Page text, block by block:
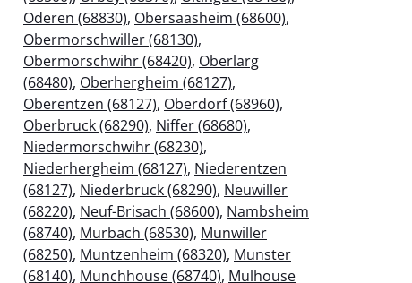
Oderen (68830), Obersaasheim (68600),
Obermorschwiller (68130),
Obermorschwihr (68420), Oberlarg
(68480), Oberhergheim (68127),
Oberentzen (68127), Oberdorf (68960),
Oberbruck (68290), Niffer (68680),
Niedermorschwihr (68230),
Niederhergheim (68127), Niederentzen
(68127), Niederbruck (68290), Neuwiller
(68220), Neuf-Brisach (68600), Nambsheim
(68740), Murbach (68530), Munwiller
(68250), Muntzenheim (68320), Munster
(68140), Munchhouse (68740), Mulhouse